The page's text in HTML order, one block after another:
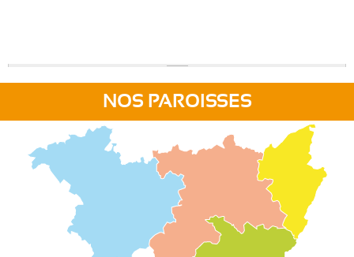
NOS PAROISSES